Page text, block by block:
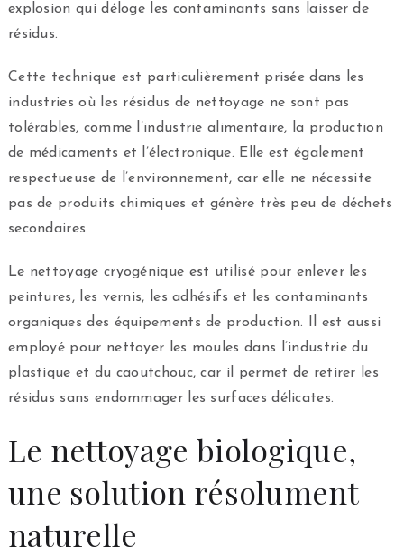
explosion qui déloge les contaminants sans laisser de
résidus.
Cette technique est particulièrement prisée dans les
industries où les résidus de nettoyage ne sont pas
tolérables, comme l’industrie alimentaire, la production
de médicaments et l’électronique. Elle est également
respectueuse de l’environnement, car elle ne nécessite
pas de produits chimiques et génère très peu de déchets
secondaires.
Le nettoyage cryogénique est utilisé pour enlever les
peintures, les vernis, les adhésifs et les contaminants
organiques des équipements de production. Il est aussi
employé pour nettoyer les moules dans l’industrie du
plastique et du caoutchouc, car il permet de retirer les
résidus sans endommager les surfaces délicates.
Le nettoyage biologique,
une solution résolument
naturelle